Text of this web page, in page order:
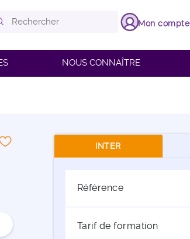
Mon compte
NOUS CONNAÎTRE
INTER
Référence
Tarif de formation